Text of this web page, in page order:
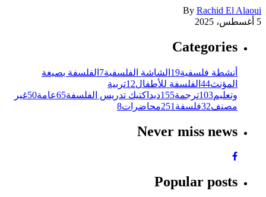
By Rachid El Alaoui
5 أغسطس، 2025
Categories
أنشطة فلسفية19 الشاشة الفلسفية7 الفلسفة بصيغة
المؤنث44 الفلسفة للأطفال12تربية
وتعليم103ترجمة155ديداكتيك تدريس الفلسفة65عامة50غير
مصنف32فلسفة 251محاضرات8
Never miss news
Popular posts